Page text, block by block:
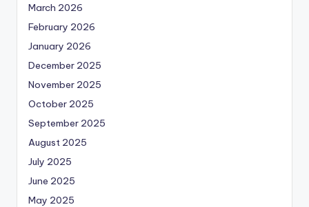
March 2026
February 2026
January 2026
December 2025
November 2025
October 2025
September 2025
August 2025
July 2025
June 2025
May 2025